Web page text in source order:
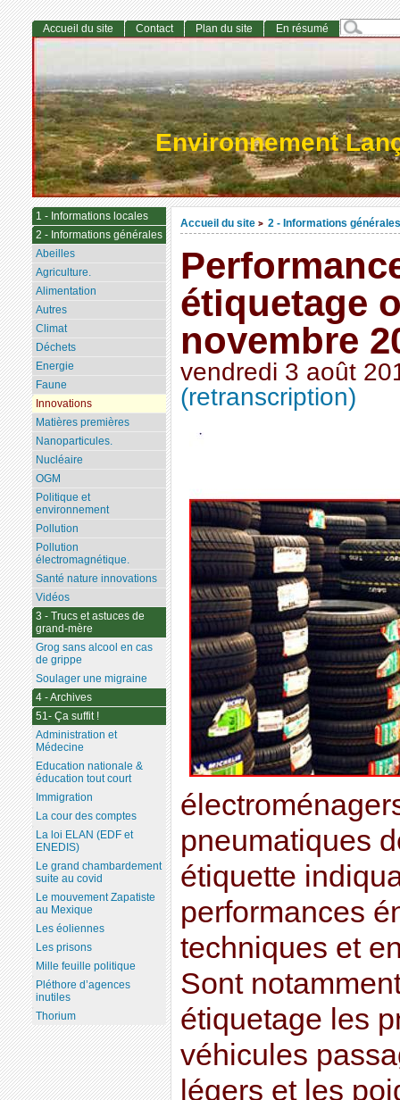
Environnement
Accueil du site > 2 - Informations générales
étiquetage
novembre
vendredi 3 août
(retranscription)
pneumatiques
étiquette
performances
techniques et
Sont
étiquetage les
véhicules
légers et les
Accueil du site Contact Plan du site En résumé
1 - Informations locales
2 - Informations générales
Abeilles
Agriculture.
Alimentation
Autres
Climat
Déchets
Energie
Faune
Innovations
Matières premières
Nanoparticules.
Nucléaire
OGM
Politique et
environnement
Pollution
Pollution
électromagnétique.
Santé nature innovations
Vidéos
3 - Trucs et astuces de
grand-mère
Grog sans alcool en cas
de grippe
Soulager une migraine
4 - Archives
51- Ça suffit !
Administration et
Médecine
Education nationale &
éducation tout court
Immigration
La cour des comptes
La loi ELAN (EDF et
ENEDIS)
Le grand chambardement
suite au covid
Le mouvement Zapatiste
au Mexique
Les éoliennes
Les prisons
Mille feuille politique
Pléthore d’agences
inutiles
Thorium